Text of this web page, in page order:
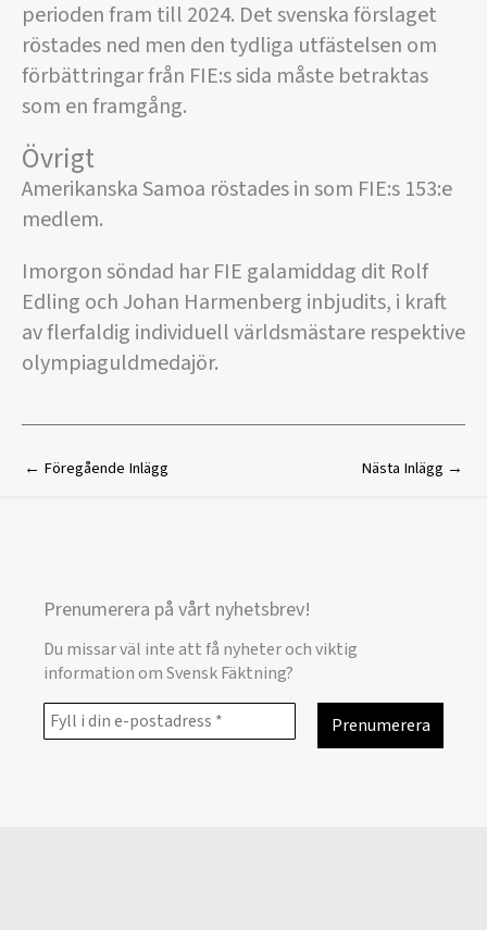
perioden fram till 2024. Det svenska förslaget
röstades ned men den tydliga utfästelsen om
förbättringar från FIE:s sida måste betraktas
som en framgång.
Övrigt
Amerikanska Samoa röstades in som FIE:s 153:e
medlem.
Imorgon söndad har FIE galamiddag dit Rolf
Edling och Johan Harmenberg inbjudits, i kraft
av flerfaldig individuell världsmästare respektive
olympiaguldmedajör.
← Föregående Inlägg Nästa Inlägg →
Prenumerera på vårt nyhetsbrev!
Du missar väl inte att få nyheter och viktig
information om Svensk Fäktning?